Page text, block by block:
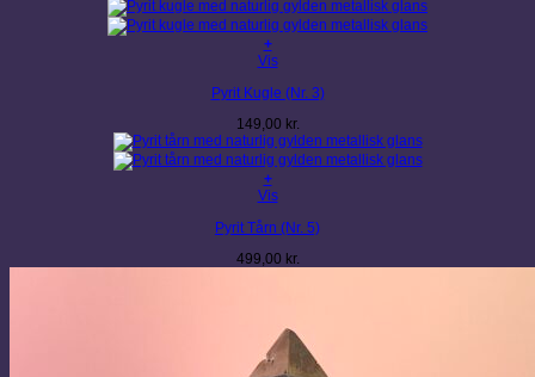
+
Vis
Pyrit Kugle (Nr. 3)
149,00 kr.
+
Vis
Pyrit Tårn (Nr. 5)
499,00 kr.